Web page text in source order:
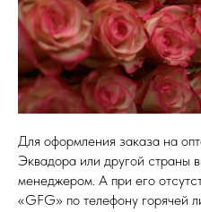
Для оформления заказа на
Эквадора или другой страны
менеджером. А при его
«GFG» по телефону горячей